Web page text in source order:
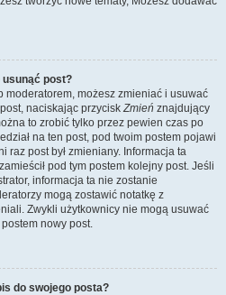
usunąć post?
moderatorem, możesz zmieniać i usuwać
naciskając przyciskZmień znajdujący
to zrobić tylko przez pewien czas po
na ten post, pod twoim postem pojawi
raz post był zmieniany. Informacja ta
pod tym postem kolejny post. Jeśli
informacja ta nie zostanie
mogą zostawić notatkę z
Zwykli użytkownicy nie mogą usuwać
nowy post.
do swojego posta?